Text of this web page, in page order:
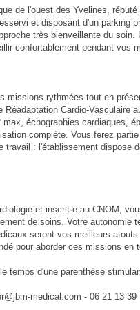
de l'ouest des Yvelines,
et disposant d'un parking
très bienveillante du
confortablement pendant vos
missions rythmées tout en
Réadaptation Cardio-
échographies cardiaques,
complète. Vous ferez
travail : l'établissement dispose
et inscrit·e au CNOM,
de soins. Votre
seront vos meilleurs
pour aborder ces missions en
temps d'une parenthèse
medical.com - 06 21 13 39